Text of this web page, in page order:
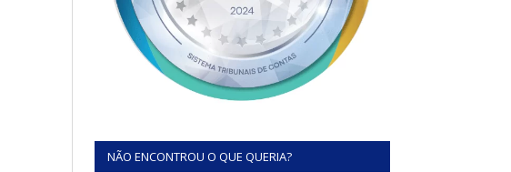
NÃO ENCONTROU O QUE QUERIA?